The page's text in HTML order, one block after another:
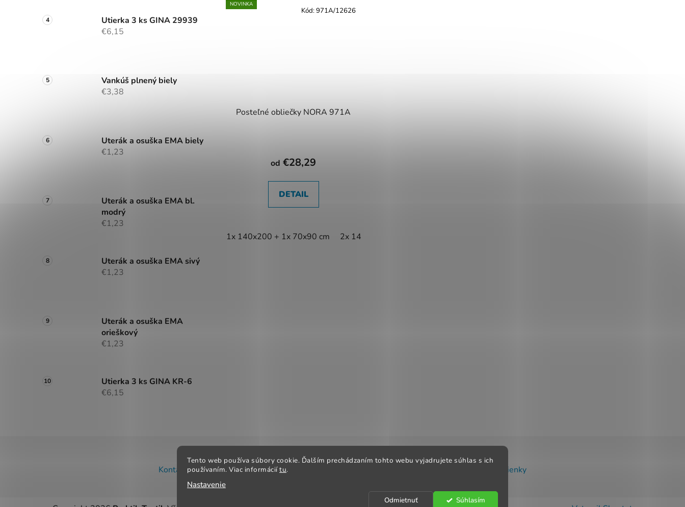
Tento web používa súbory cookie. Ďalším prechádzaním tohto webu vyjadrujete súhlas s ich
používaním. Viac informáciítu.
Nastavenie
Odmietnuť Súhlasím
Utierka 3 ks GINA 29939
€6,15
Vankúš plnený biely
€3,38
Uterák a osuška EMA biely
€1,23
Uterák a osuška EMA bl.
modrý
€1,23
Uterák a osuška EMA sivý
€1,23
Uterák a osuška EMA
orieškový
€1,23
Utierka 3 ks GINA KR-6
€6,15
NOVINKA
Posteľné obliečky NORA 971A
od €28,29
DETAIL
1x 140x200 + 1x 70x90 cm 2x 140x200 + 2x 70x90 cm
Kód:971A/12626
Kontakt Obchodné podmienky Odstúpenie od zmluvy Obchodné podmienky